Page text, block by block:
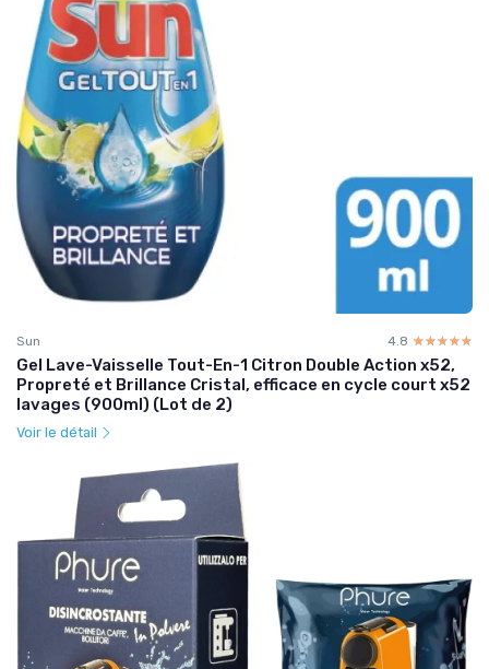
Sun 4.8 ☆☆☆☆☆
★★★★★
Gel Lave-Vaisselle Tout-En-1 Citron Double Action x52,
Propreté et Brillance Cristal, efficace en cycle court x52
lavages (900ml) (Lot de 2)
Voir le détail